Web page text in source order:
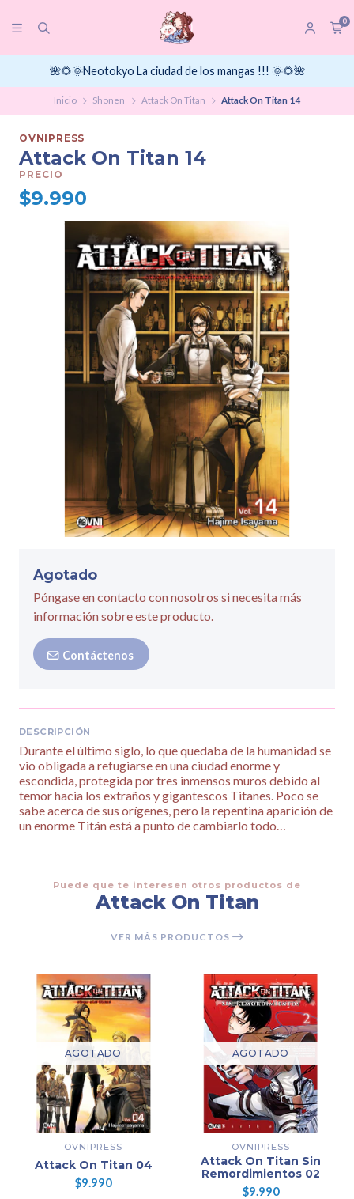
0
🌺🌻🌞Neotokyo La ciudad de los mangas !!! 🌞🌻🌺
Inicio Shonen Attack On Titan Attack On Titan 14
OVNIPRESS
Attack On Titan 14
PRECIO
$9.990
Agotado
Póngase en contacto con nosotros si necesita más
información sobre este producto.
Contáctenos
DESCRIPCIÓN
Durante el último siglo, lo que quedaba de la humanidad se
vio obligada a refugiarse en una ciudad enorme y
escondida, protegida por tres inmensos muros debido al
temor hacia los extraños y gigantescos Titanes. Poco se
sabe acerca de sus orígenes, pero la repentina aparición de
un enorme Titán está a punto de cambiarlo todo…
Puede que te interesen otros productos de
Attack On Titan
VER MÁS PRODUCTOS
AGOTADO
OVNIPRESS
Attack On Titan 04
$9.990
AGOTADO
OVNIPRESS
Attack On Titan Sin
Remordimientos 02
$9.990